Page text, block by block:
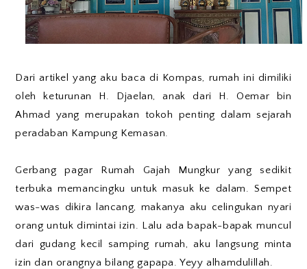
Dari artikel yang aku baca di Kompas, rumah ini dimiliki
oleh keturunan H. Djaelan, anak dari H. Oemar bin
Ahmad yang merupakan tokoh penting dalam sejarah
peradaban Kampung Kemasan.
Gerbang pagar Rumah Gajah Mungkur yang sedikit
terbuka memancingku untuk masuk ke dalam. Sempet
was-was dikira lancang, makanya aku celingukan nyari
orang untuk dimintai izin. Lalu ada bapak-bapak muncul
dari gudang kecil samping rumah, aku langsung minta
izin dan orangnya bilang gapapa. Yeyy alhamdulillah.